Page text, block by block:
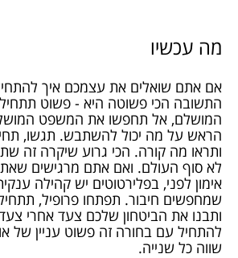
מה עכשיו
אם אתם שואלים את עצמכם איך
התשובה הכי פשוטה היא - פשוט
המושלם, אל תחפשו את המשפט
הראש על מה יכול להשתבש. תגשו,
ותראו מה קורה. הכי גרוע שיקרה זה
לא סוף העולם. ואם אתם מרגישים
אימון לפני, בפלירטוטים יש קהילה
שמחפשים חיבור. תפתחו פרופיל,
ותבנו את הביטחון שלכם צעד אחרי
להתחיל עם בחורה זה פשוט עניין של
שווה כל שנייה.